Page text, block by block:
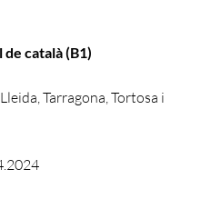
català (B1)
Tarragona, Tortosa i